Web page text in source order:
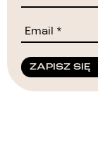
ZAPISZ SIĘ